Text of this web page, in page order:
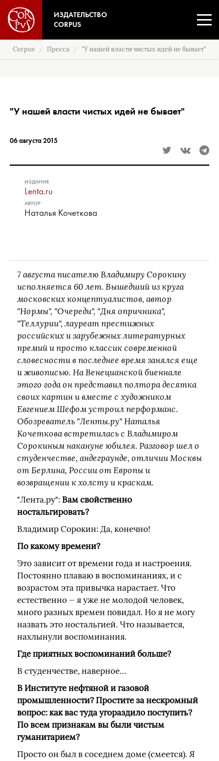
ИЗДАТЕЛЬСТВО
CORPUS
Corpus Пресса "У нашей власти чистых идей не бывает"
"У нашей власти чистых идей не бывает"
06 августа 2015
ИЗДАНИЕ
Lenta.ru
АВТОР
Наталья Кочеткова
7 августа писателю Владимиру Сорокину
исполняется 60 лет. Вышедший из круга
московских концептуалистов, автор
"Нормы", "Очереди", "Дня опричника",
"Теллурии", лауреат престижных
российских и зарубежных литературных
премий и просто классик современной
словесности в последнее время занялся еще
и живописью. На Венецианской биеннале
этого года он представил полтора десятка
своих картин и вместе с художником
Евгением Шефом устроил перформанс.
Обозреватель "Ленты.ру" Наталья
Кочеткова встретилась с Владимиром
Сорокиным накануне юбилея. Разговор шел о
студенчестве, андеграунде, отличии Москвы
от Берлина, России от Европы и
возвращении к холсту и краскам.
"Лента.ру": Вам свойственно
ностальгировать?
Владимир Сорокин: Да, конечно!
По какому времени?
Это зависит от времени года и настроения.
Постоянно плаваю в воспоминаниях, и с
возрастом эта привычка нарастает. Что
естественно — я уже не молодой человек,
много разных времен повидал. Но я не могу
назвать это ностальгией. Что называется,
нахлынули воспоминания.
Где приятных воспоминаний больше?
В студенчестве, наверное…
В Институте нефтяной и газовой
промышленности? Простите за нескромный
вопрос: как вас туда угораздило поступить?
По всем признакам вы были чистым
гуманитарием?
Просто он был в соседнем доме (смеется). Я